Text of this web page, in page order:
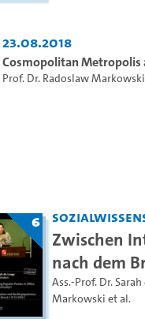
23.08.2018
Cosmopolitan Metropolis
Prof. Dr. Radoslaw Markowski
6
Zwischen
nach dem
Ass.-Prof. Dr. Sarah
Markowski et al.